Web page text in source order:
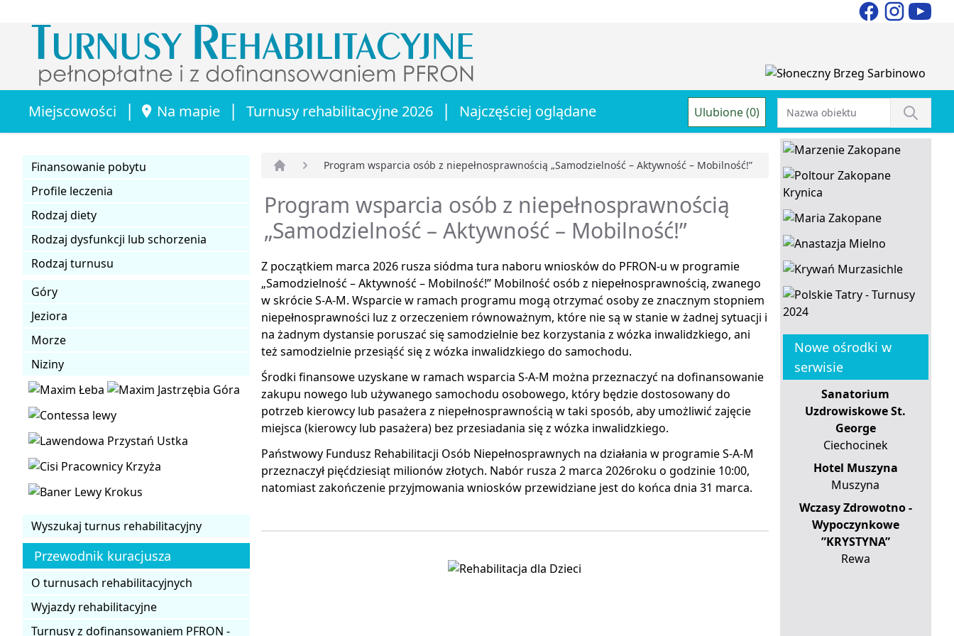
Miejscowości | Na mapie | Turnusy rehabilitacyjne 2026 | Najczęściej oglądane Ulubione (0)
Finansowanie pobytu
Profile leczenia
Rodzaj diety
Rodzaj dysfunkcji lub schorzenia
Rodzaj turnusu
Góry
Jeziora
Morze
Niziny
Wyszukaj turnus rehabilitacyjny
Przewodnik kuracjusza
O turnusach rehabilitacyjnych
Wyjazdy rehabilitacyjne
Turnusy z dofinansowaniem PFRON -
Program wsparcia osób z niepełnosprawnością „Samodzielność – Aktywność – Mobilność!”
Program wsparcia osób z niepełnosprawnością
„Samodzielność – Aktywność – Mobilność!”
Z początkiem marca 2026 rusza siódma tura naboru wniosków do PFRON-u w programie
„Samodzielność – Aktywność – Mobilność!” Mobilność osób z niepełnosprawnością, zwanego
w skrócie S-A-M. Wsparcie w ramach programu mogą otrzymać osoby ze znacznym stopniem
niepełnosprawności luz z orzeczeniem równoważnym, które nie są w stanie w żadnej sytuacji i
na żadnym dystansie poruszać się samodzielnie bez korzystania z wózka inwalidzkiego, ani
też samodzielnie przesiąść się z wózka inwalidzkiego do samochodu.
Środki finansowe uzyskane w ramach wsparcia S-A-M można przeznaczyć na dofinansowanie
zakupu nowego lub używanego samochodu osobowego, który będzie dostosowany do
potrzeb kierowcy lub pasażera z niepełnosprawnością w taki sposób, aby umożliwić zajęcie
miejsca (kierowcy lub pasażera) bez przesiadania się z wózka inwalidzkiego.
Państwowy Fundusz Rehabilitacji Osób Niepełnosprawnych na działania w programie S-A-M
przeznaczył pięćdziesiąt milionów złotych. Nabór rusza 2 marca 2026roku o godzinie 10:00,
natomiast zakończenie przyjmowania wniosków przewidziane jest do końca dnia 31 marca.
Nowe ośrodki w
serwisie
Sanatorium
Uzdrowiskowe St.
George
Ciechocinek
Hotel Muszyna
Muszyna
Wczasy Zdrowotno -
Wypoczynkowe
”KRYSTYNA”
Rewa